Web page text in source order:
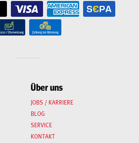
Über uns
JOBS / KARRIERE
BLOG
SERVICE
KONTAKT